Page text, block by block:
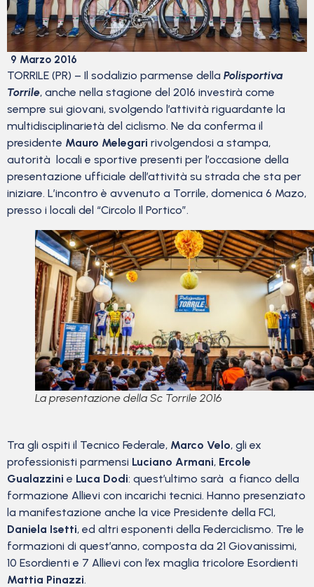
9 Marzo 2016
TORRILE (PR) – Il sodalizio parmense della Polisportiva
Torrile, anche nella stagione del 2016 investirà come
sempre sui giovani, svolgendo l’attività riguardante la
multidisciplinarietà del ciclismo. Ne da conferma il
presidente Mauro Melegari rivolgendosi a stampa,
autorità locali e sportive presenti per l’occasione della
presentazione ufficiale dell’attività su strada che sta per
iniziare. L’incontro è avvenuto a Torrile, domenica 6 Mazo,
presso i locali del “Circolo Il Portico”.
La presentazione della Sc Torrile 2016
Tra gli ospiti il Tecnico Federale, Marco Velo, gli ex
professionisti parmensi Luciano Armani, Ercole
Gualazzini e Luca Dodi: quest’ultimo sarà a fianco della
formazione Allievi con incarichi tecnici. Hanno presenziato
la manifestazione anche la vice Presidente della FCI,
Daniela Isetti, ed altri esponenti della Federciclismo. Tre le
formazioni di quest’anno, composta da 21 Giovanissimi,
10 Esordienti e 7 Allievi con l’ex maglia tricolore Esordienti
Mattia Pinazzi.